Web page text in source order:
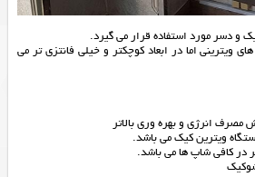
و دسر مورد استفاده قرار می گیرد.
ویترینی اما در ابعاد کوچکتر و خیلی فانتزی تر می
انرژى و بهره وری بالاتر
ویترین کیک می باشد.
در کافی شاپ ها می باشد.